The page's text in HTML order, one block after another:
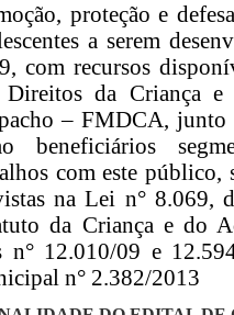
proteção e
a serem
, com recursos
Direitos da Criança
– FMDCA, junto
beneficiários
comeste público,
na Lei n° 8.069,
da Criança e do
n° 12.010/09 e
n° 2.382/2013